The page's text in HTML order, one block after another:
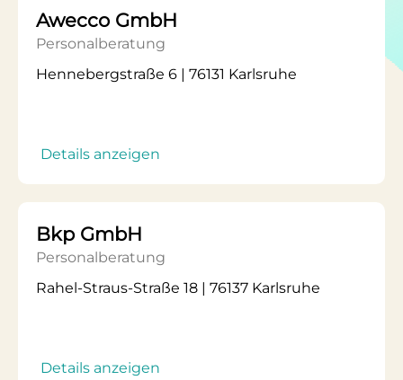
Awecco GmbH
Personalberatung
Hennebergstraße 6 | 76131 Karlsruhe
Details anzeigen
Bkp GmbH
Personalberatung
Rahel-Straus-Straße 18 | 76137 Karlsruhe
Details anzeigen